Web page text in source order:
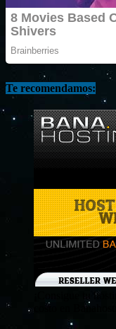
Te recomendamos:
¡Consigue tu
costo en